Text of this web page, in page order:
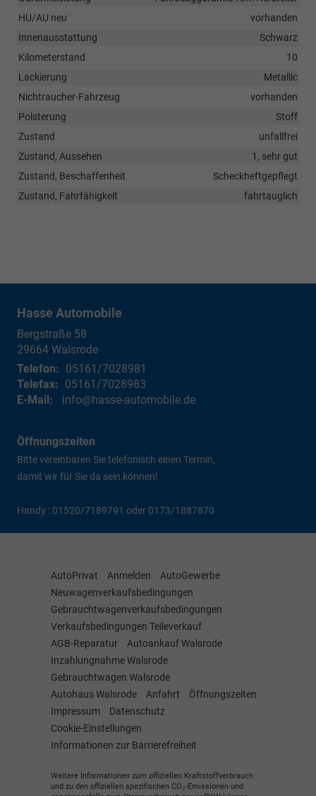
HU/AU neu
vorhanden
Innenausstattung
Schwarz
Kilometerstand
10
Lackierung
Metallic
Nichtraucher-Fahrzeug
vorhanden
Polsterung
Stoff
Zustand
unfallfrei
Zustand, Aussehen
1, sehr gut
Zustand, Beschaffenheit
Scheckheftgepflegt
Zustand, Fahrfähigkeit
fahrtauglich
Hasse Automobile
Bergstraße 58
29664 Walsrode
Telefon: 05161/7028981
Telefax: 05161/7028983
E-Mail:
info@hasse-automobile.de
Öffnungszeiten
Bitte vereinbaren Sie telefonisch einen Termin,
damit wir für Sie da sein können!
Handy : 01520/7189791 oder 0173/1887870
AutoPrivat Anmelden
AutoGewerbe
Neuwagenverkaufsbedingungen
Gebrauchtwagenverkaufsbedingungen
Verkaufsbedingungen Teileverkauf
AGB-Reparatur
Autoankauf Walsrode
Inzahlungnahme Walsrode
Gebrauchtwagen Walsrode
Autohaus Walsrode
Anfahrt
Öffnungszeiten
Impressum
Datenschutz
Cookie-Einstellungen
Informationen zur Barrierefreiheit
Weitere Informationen zum offiziellen Kraftstoffverbrauch
und zu den offiziellen spezifischen CO2-Emissionen und